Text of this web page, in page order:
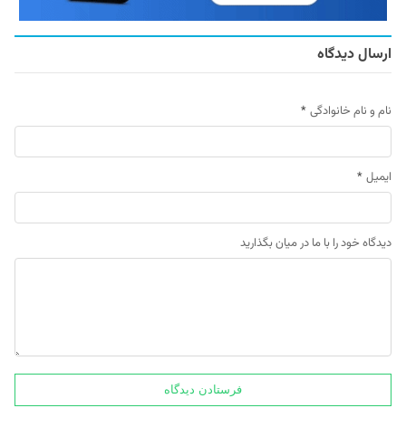
ارسال دیدگاه
نام و نام خانوادگی *
ایمیل *
دیدگاه خود را با ما در میان بگذارید